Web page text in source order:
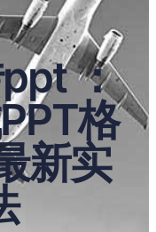
：
格
新实